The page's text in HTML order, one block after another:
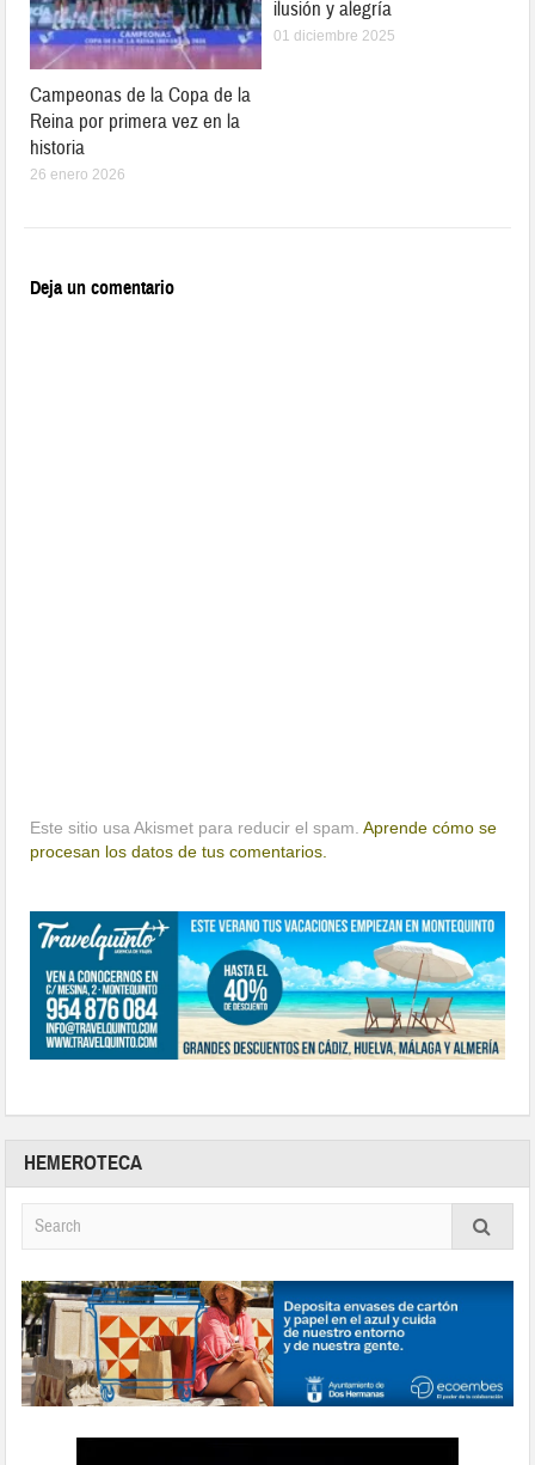
Campeonas de la Copa de la
Reina por primera vez en la
historia
26 enero 2026
ilusión y alegría
01 diciembre 2025
Deja un comentario
Este sitio usa Akismet para reducir el spam.Aprende cómo se
procesan los datos de tus comentarios.
HEMEROTECA